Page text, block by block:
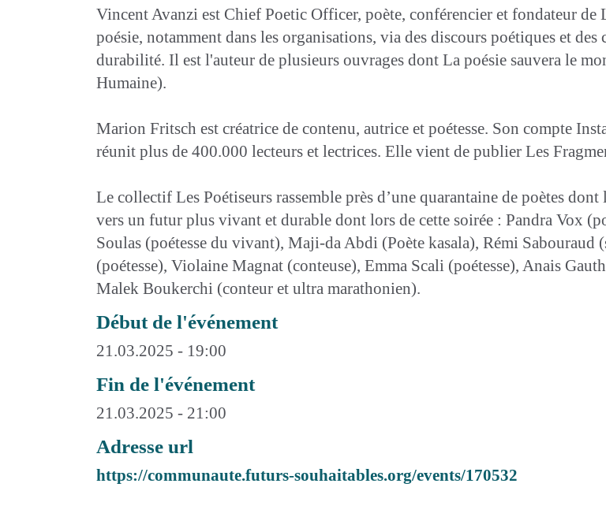
Vincent Avanzi est Chief Poetic Officer, poète, conférencier et fondateur
poésie, notamment dans les organisations, via des discours poétiques et
durabilité. Il est l'auteur de plusieurs ouvrages dont La poésie sauvera le
Humaine).
Marion Fritsch est créatrice de contenu, autrice et poétesse. Son compte
réunit plus de 400.000 lecteurs et lectrices. Elle vient de publier Les
Le collectif Les Poétiseurs rassemble près d’une quarantaine de poètes
vers un futur plus vivant et durable dont lors de cette soirée : Pandra Vox
Soulas (poétesse du vivant), Maji-da Abdi (Poète kasala), Rémi
(poétesse), Violaine Magnat (conteuse), Emma Scali (poétesse), Anais
Malek Boukerchi (conteur et ultra marathonien).
Début de l'événement
21.03.2025 - 19:00
Fin de l'événement
21.03.2025 - 21:00
Adresse url
https://communaute.futurs-souhaitables.org/events/170532